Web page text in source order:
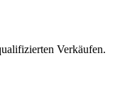
Verkäufen.